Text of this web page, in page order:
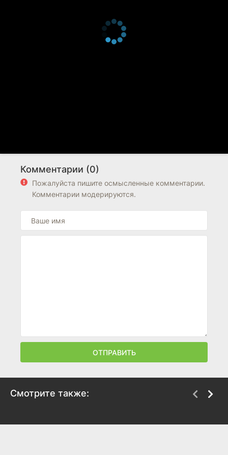
Комментарии (0)
Пожалуйста пишите осмысленные комментарии.
Комментарии модерируются.
ОТПРАВИТЬ
Смотрите также: